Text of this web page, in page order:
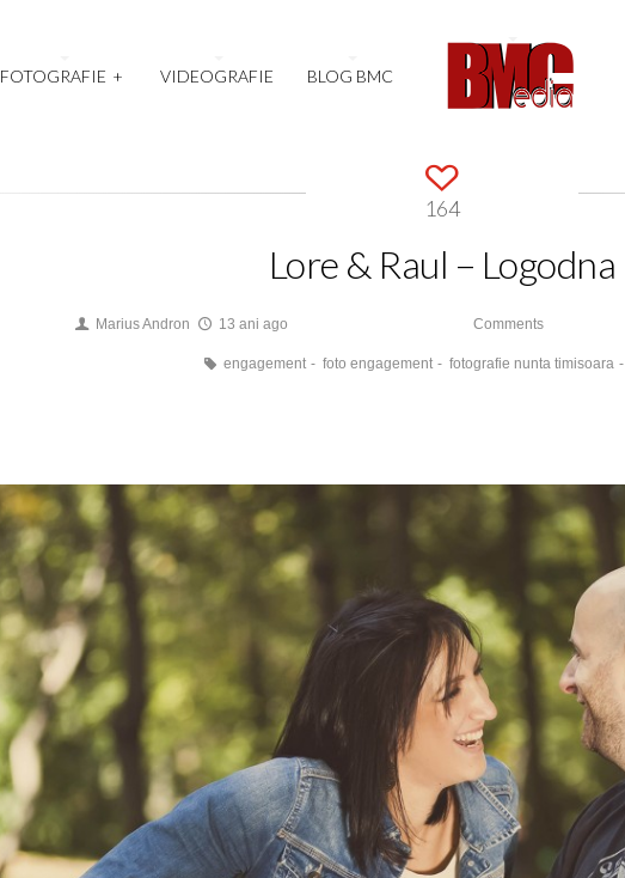
FOTOGRAFIE + VIDEOGRAFIE BLOG BMC
164
Lore & Raul – Logodna
Marius Andron 13 ani ago Comments
engagement foto engagement fotografie nunta timisoara